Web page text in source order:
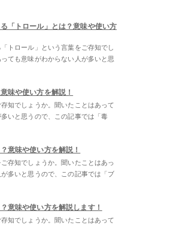
「トロール」とは？意味や使い方
トロール」という言葉をご存知でし
ても意味がわからない人が多いと思
味や使い方を解説！
存知でしょうか。聞いたことはあって
いと思うので、この記事では「毒
意味や使い方を解説！
ご存知でしょうか。聞いたことはあっ
多いと思うので、この記事では「ブ
意味や使い方を解説します！
存知でしょうか。聞いたことはあって